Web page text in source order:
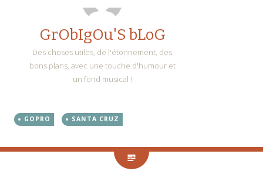
GOPRO SANTA CRUZ